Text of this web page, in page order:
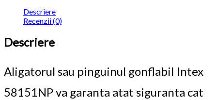
Descriere
Recenzii (0)
Descriere
Aligatorul sau pinguinul gonflabil Intex
58151NP va garanta atat siguranta cat